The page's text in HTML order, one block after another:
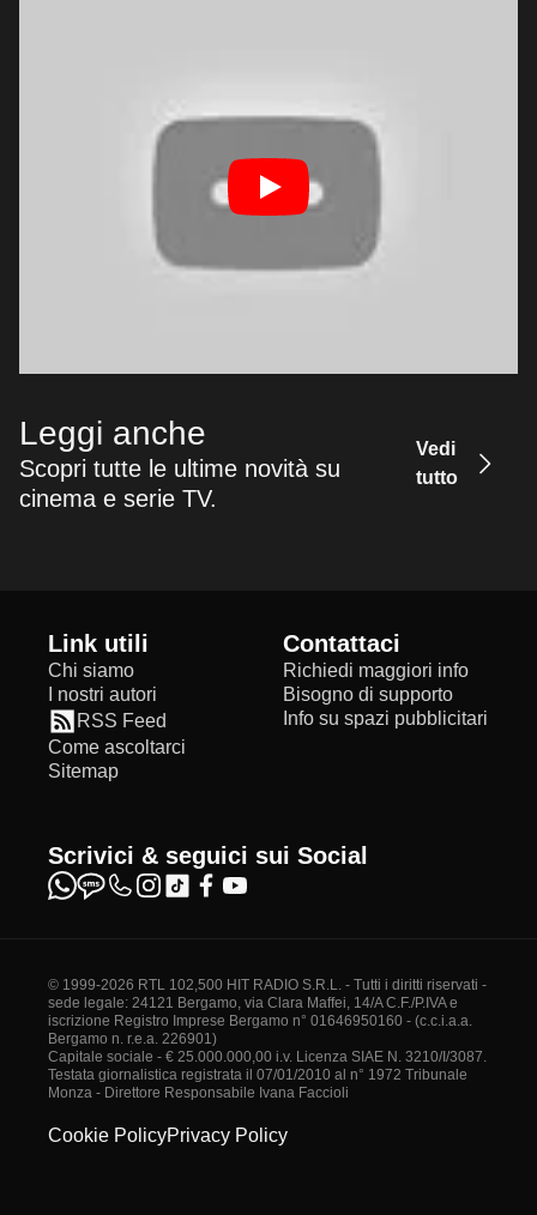
Leggi anche
Scopri tutte le ultime novità su
cinema e serie TV.
Vedi
tutto
Link utili
Chi siamo
I nostri autori
RSS Feed
Come ascoltarci
Sitemap
Contattaci
Richiedi maggiori info
Bisogno di supporto
Info su spazi pubblicitari
Scrivici & seguici sui Social
© 1999-2026 RTL 102,500 HIT RADIO S.R.L. - Tutti i diritti riservati -
sede legale: 24121 Bergamo, via Clara Maffei, 14/A C.F./P.IVA e
iscrizione Registro Imprese Bergamo n° 01646950160 - (c.c.i.a.a.
Bergamo n. r.e.a. 226901)
Capitale sociale - € 25.000.000,00 i.v. Licenza SIAE N. 3210/I/3087.
Testata giornalistica registrata il 07/01/2010 al n° 1972 Tribunale
Monza - Direttore Responsabile Ivana Faccioli
Cookie PolicyPrivacy Policy